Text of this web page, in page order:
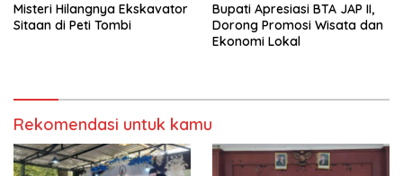
Misteri Hilangnya Ekskavator
Sitaan di Peti Tombi
Bupati Apresiasi BTA JAP II,
Dorong Promosi Wisata dan
Ekonomi Lokal
Rekomendasi untuk kamu